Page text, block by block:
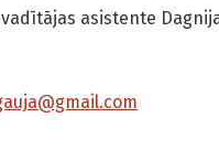
asistente